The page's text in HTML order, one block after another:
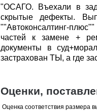
"ОСАГО. Въехали в
скрытые дефекты.
""Автоконсалтинг-
частей к замене +
документы в
застрахован ТЫ, а где
Оценки,
Оценка соответствия размера